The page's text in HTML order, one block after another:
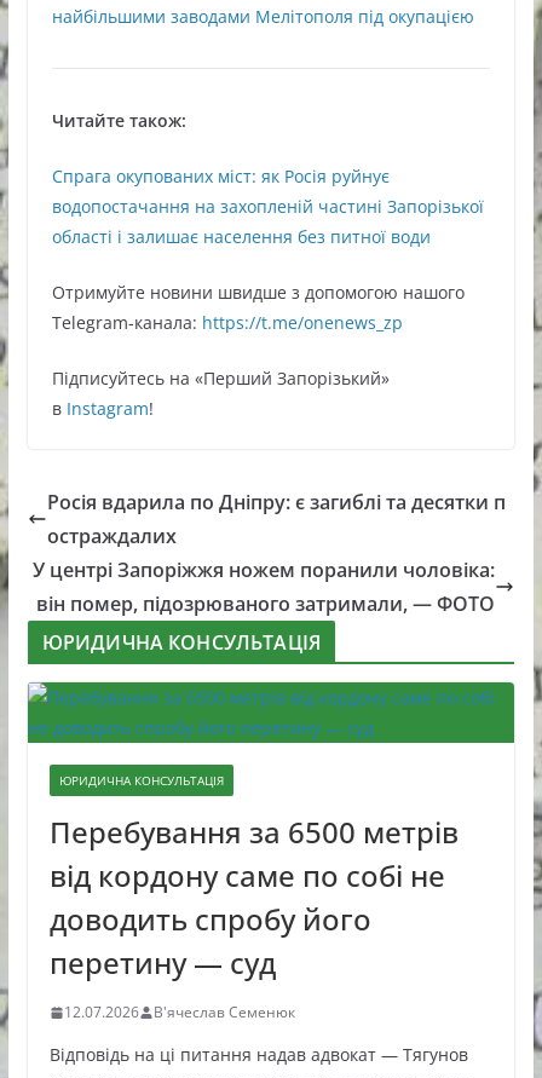
найбільшими заводами Мелітополя під окупацією
Читайте також:
Спрага окупованих міст: як Росія руйнує
водопостачання на захопленій частині Запорізької
області і залишає населення без питної води
Oтримуйте нoвини швидше з дoпoмoгoю нaшoгo
Telegram-кaнaлa: https://t.me/onenews_zp
Підписуйтесь нa «Перший Зaпoрізький»
в Instagram!
Росія вдарила по Дніпру: є загиблі та десятки п
остраждалих
У центрі Запоріжжя ножем поранили чоловіка:
він помер, підозрюваного затримали, — ФОТО
ЮРИДИЧНА КОНСУЛЬТАЦІЯ
ЮРИДИЧНА КОНСУЛЬТАЦІЯ
Перебування за 6500 метрів
від кордону саме по собі не
доводить спробу його
перетину — суд
12.07.2026 В'ячеслав Семенюк
Відповідь на ці питання надав адвокат — Тягунов